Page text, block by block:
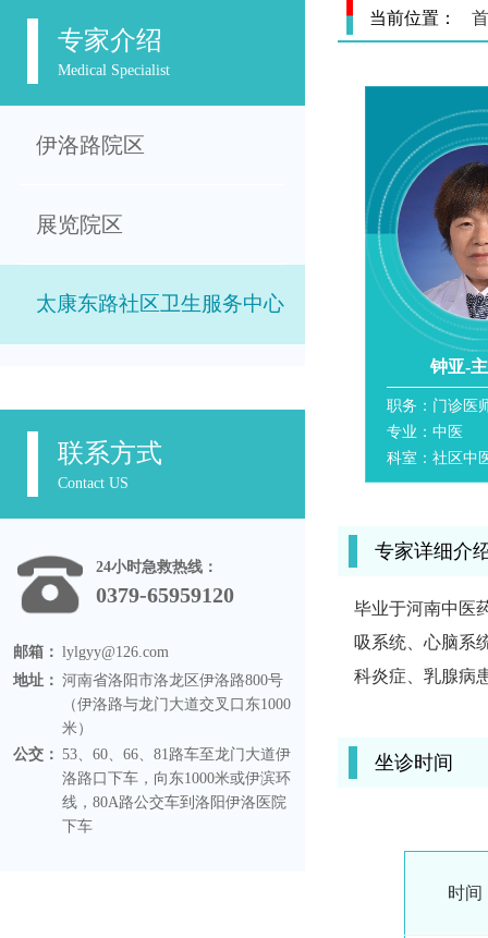
专家介绍
Medical Specialist
伊洛路院区
展览院区
太康东路社区卫生服务中心
联系方式
Contact US
24小时急救热线：
0379-65959120
邮箱： lylgyy@126.com
地址： 河南省洛阳市洛龙区伊洛路800号
（伊洛路与龙门大道交叉口东1000
米）
公交： 53、60、66、81路车至龙门大道伊
洛路口下车，向东1000米或伊滨环
线，80A路公交车到洛阳伊洛医院
下车
当前位置：
钟亚-
职务：门诊医
专业：中医
科室：社区中
专家详细介
毕业于河南中医
吸系统、心脑系
科炎症、乳腺病
坐诊时间
时间